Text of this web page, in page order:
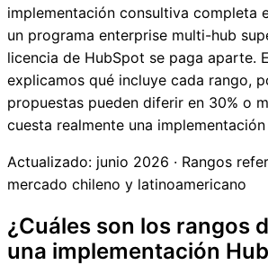
implementación consultiva completa
un programa enterprise multi-hub
licencia de HubSpot se paga aparte.
explicamos qué incluye cada rango,
propuestas pueden diferir en 30% o
cuesta realmente una
Actualizado: junio 2026 · Rangos
mercado chileno y latinoamericano
¿Cuáles son los rangos
una implementación